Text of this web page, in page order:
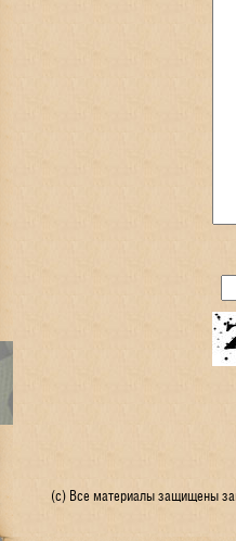
(с) Все материалы защищены